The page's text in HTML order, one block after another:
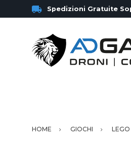
Spedizioni Gratuite
HOME GIOCHI LEGO